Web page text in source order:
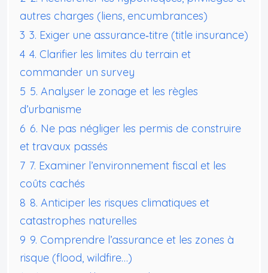
autres charges (liens, encumbrances)
3 3. Exiger une assurance‑titre (title insurance)
4 4. Clarifier les limites du terrain et
commander un survey
5 5. Analyser le zonage et les règles
d’urbanisme
6 6. Ne pas négliger les permis de construire
et travaux passés
7 7. Examiner l’environnement fiscal et les
coûts cachés
8 8. Anticiper les risques climatiques et
catastrophes naturelles
9 9. Comprendre l’assurance et les zones à
risque (flood, wildfire…)